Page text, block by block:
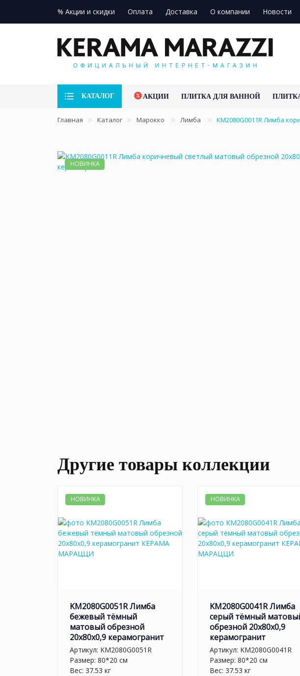
% Акции и скидки Оплата Доставка О компании Новости
КАТАЛОГ АКЦИИ ПЛИТКА ДЛЯ ВАННОЙ
Главная Каталог Марокко Лимба KM2080G0011R Лимба
НОВИНКА
Другие товары коллекции
НОВИНКА
KM2080G0051R Лимба
бежевый тёмный
матовый обрезной
20x80x0,9 керамогранит
Артикул: KM2080G0051R
Размер: 80*20 см
Вес: 37.53 кг
НОВИНКА
KM2080G0041R Лимба
серый тёмный
обрезной 20x80x0,9
керамогранит
Артикул: KM2080G0041R
Размер: 80*20 см
Вес: 37.53 кг